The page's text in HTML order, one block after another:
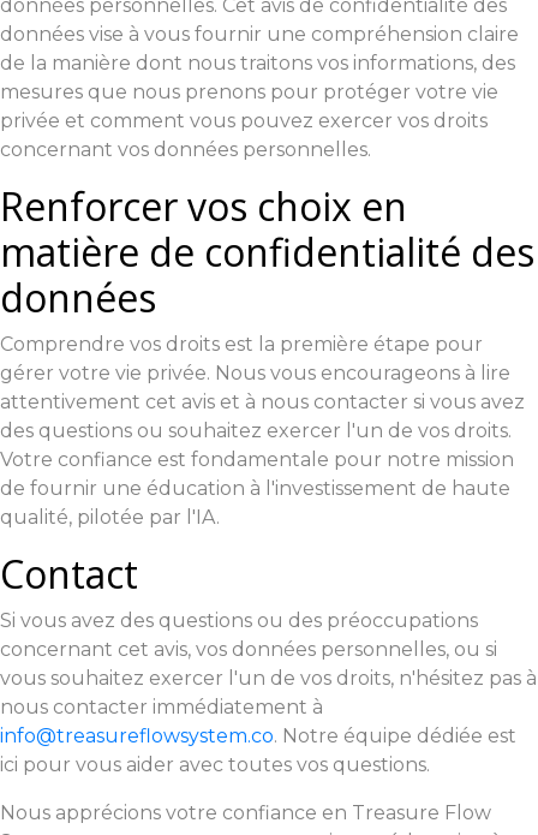
données personnelles. Cet avis de confidentialité des
données vise à vous fournir une compréhension claire
de la manière dont nous traitons vos informations, des
mesures que nous prenons pour protéger votre vie
privée et comment vous pouvez exercer vos droits
concernant vos données personnelles.
Renforcer vos choix en
matière de confidentialité des
données
Comprendre vos droits est la première étape pour
gérer votre vie privée. Nous vous encourageons à lire
attentivement cet avis et à nous contacter si vous avez
des questions ou souhaitez exercer l'un de vos droits.
Votre confiance est fondamentale pour notre mission
de fournir une éducation à l'investissement de haute
qualité, pilotée par l'IA.
Contact
Si vous avez des questions ou des préoccupations
concernant cet avis, vos données personnelles, ou si
vous souhaitez exercer l'un de vos droits, n'hésitez pas à
nous contacter immédiatement à
info@treasureflowsystem.co. Notre équipe dédiée est
ici pour vous aider avec toutes vos questions.
Nous apprécions votre confiance en Treasure Flow